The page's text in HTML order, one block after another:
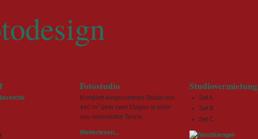
Fotostudio
Komplett eingerichtetes Studio von
440 m2über zwei Etagen in einer
neu renovierten Tenne.
Weiterlesen...
Studiovermietung
Set A
Set B
Set C